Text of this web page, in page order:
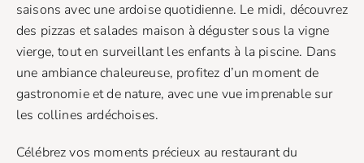
saisons avec une ardoise quotidienne. Le midi, découvrez
des pizzas et salades maison à déguster sous la vigne
vierge, tout en surveillant les enfants à la piscine. Dans
une ambiance chaleureuse, profitez d’un moment de
gastronomie et de nature, avec une vue imprenable sur
les collines ardéchoises.
Célébrez vos moments précieux au restaurant du